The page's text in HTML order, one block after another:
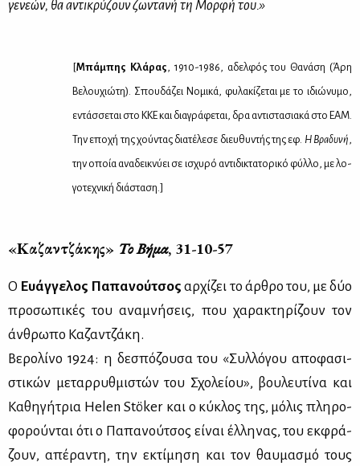
γε­νε­ών, θα αντι­κρύ­ζουν ζω­ντα­νή τη Μορ­φή του.»
[Μπά­μπης Κλά­ρας, 1910-1986, αδελ­φός του Θα­νά­ση (Άρη
Βε­λου­χιώ­τη). Σπου­δά­ζει Νο­μι­κά, φυ­λα­κί­ζε­ται με το ιδιώ­νυ­μο,
εντάσ­σε­ται στο ΚΚΕ και δια­γρά­φε­ται, δρα αντι­στα­σια­κά στο ΕΑΜ.
Την επο­χή της χού­ντας δια­τέ­λε­σε διευ­θυ­ντής της εφ. Η Βρα­δυ­νή,
την οποία ανα­δει­κνύ­ει σε ισχυ­ρό αντι­δι­κτα­το­ρι­κό φύλ­λο, με λο­
γο­τε­χνι­κή διά­στα­ση.]
«Κα­ζαν­τζά­κης» Το Βή­μα, 31-10-57
Ο Ευάγ­γε­λος Πα­πα­νού­τσος αρ­χί­ζει το άρ­θρο του, με δύο
προ­σω­πι­κές του ανα­μνή­σεις, που χα­ρα­κτη­ρί­ζουν τον
άν­θρω­πο Κα­ζαν­τζά­κη.
Βε­ρο­λί­νο 1924: η δε­σπό­ζου­σα του «Συλ­λό­γου απο­φα­σι­
στι­κών με­ταρ­ρυθ­μι­στών του Σχο­λεί­ου», βου­λευ­τί­να και
Κα­θη­γή­τρια Helen Stöker και ο κύ­κλος της, μό­λις πλη­ρο­
φο­ρού­νται ότι ο Πα­πα­νού­τσος εί­ναι έλ­λη­νας, του εκ­φρά­
ζουν, απέ­ρα­ντη, την εκτί­μη­ση και τον θαυ­μα­σμό τους